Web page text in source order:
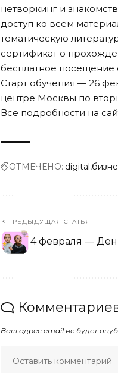
нетворкинг и
доступ ко всем
тематическую
сертификат о
бесплатное посещение
Старт обучения — 26
центре Москвы по
Все подробности на
ОТМЕЧЕНО: digital
ПРЕДЫДУЩАЯ СТАТЬЯ
4 февраля —
Ваш адрес email не будет